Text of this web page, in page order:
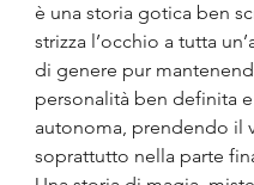
è una storia gotica ben
strizza l’occhio a tutta
di genere pur
personalità ben definita e
autonoma, prendendo il
soprattutto nella parte